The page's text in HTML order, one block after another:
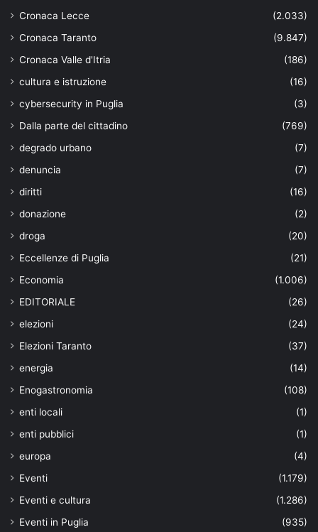
Cronaca Lecce
(2.033)
Cronaca Taranto
(9.847)
Cronaca Valle d'Itria
(186)
cultura e istruzione
(16)
cybersecurity in Puglia
(3)
Dalla parte del cittadino
(769)
degrado urbano
(7)
denuncia
(7)
diritti
(16)
donazione
(2)
droga
(20)
Eccellenze di Puglia
(21)
Economia
(1.006)
EDITORIALE
(26)
elezioni
(24)
Elezioni Taranto
(37)
energia
(14)
Enogastronomia
(108)
enti locali
(1)
enti pubblici
(1)
europa
(4)
Eventi
(1.179)
Eventi e cultura
(1.286)
Eventi in Puglia
(935)